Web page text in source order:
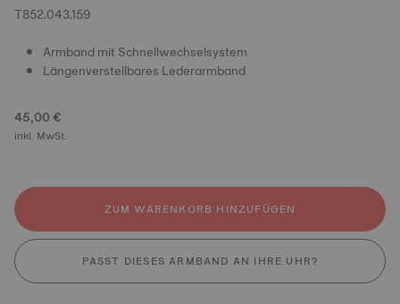
T852.043.159
Armband mit Schnellwechselsystem
Längenverstellbares Lederarmband
45,00 €
inkl. MwSt.
ZUM WARENKORB HINZUFÜGEN
PASST DIESES ARMBAND AN IHRE UHR?